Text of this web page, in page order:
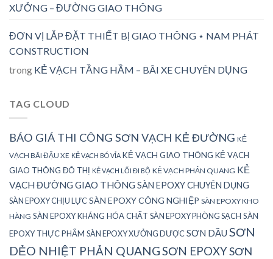
XƯỞNG – ĐƯỜNG GIAO THÔNG
ĐƠN VỊ LẮP ĐẶT THIẾT BỊ GIAO THÔNG ⋆ NAM PHÁT
CONSTRUCTION
trong KẺ VẠCH TẦNG HẦM – BÃI XE CHUYÊN DỤNG
TAG CLOUD
BÁO GIÁ THI CÔNG SƠN VẠCH KẺ ĐƯỜNG KẺ
VẠCH BÃI ĐẬU XE KẺ VẠCH BÓ VỈA KẺ VẠCH GIAO THÔNG KẺ VẠCH
GIAO THÔNG ĐÔ THỊ KẺ VẠCH LỐI ĐI BỘ KẺ VẠCH PHẢN QUANG KẺ
VẠCH ĐƯỜNG GIAO THÔNG SÀN EPOXY CHUYÊN DỤNG
SÀN EPOXY CHỊU LỰCSÀN EPOXY CÔNG NGHIỆP SÀN EPOXY KHO
HÀNG SÀN EPOXY KHÁNG HÓA CHẤT SÀN EPOXY PHÒNG SẠCH SÀN
EPOXY THỰC PHẨM SÀN EPOXY XƯỞNG DƯỢCSƠN DẦU SƠN
DẺO NHIỆT PHẢN QUANGSƠN EPOXYSƠN